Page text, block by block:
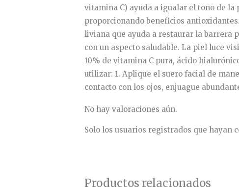
vitamina C) ayuda a igualar el tono de
proporcionando beneficios
liviana que ayuda a restaurar la barrera
con un aspecto saludable. La piel luce
10% de vitamina C pura, ácido
utilizar: 1. Aplique el suero facial de
contacto con los ojos, enjuague
No hay valoraciones aún.
Solo los usuarios registrados que hayan
Productos relacionados